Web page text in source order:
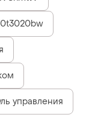
управления